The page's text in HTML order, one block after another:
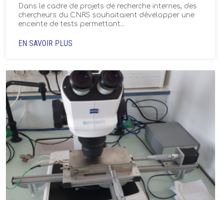
Dans le cadre de projets de recherche internes, des
chercheurs du CNRS souhaitaient développer une
enceinte de tests permettant...
EN SAVOIR PLUS